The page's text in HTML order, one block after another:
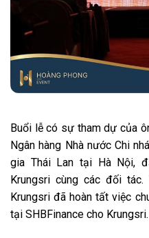
Buổi lễ có sự tham dự của
Ngân hàng Nhà nước Chi
gia Thái Lan tại Hà Nội,
Krungsri cùng các đối
Krungsri đã hoàn tất việc
tại SHBFinance cho Krungsri.